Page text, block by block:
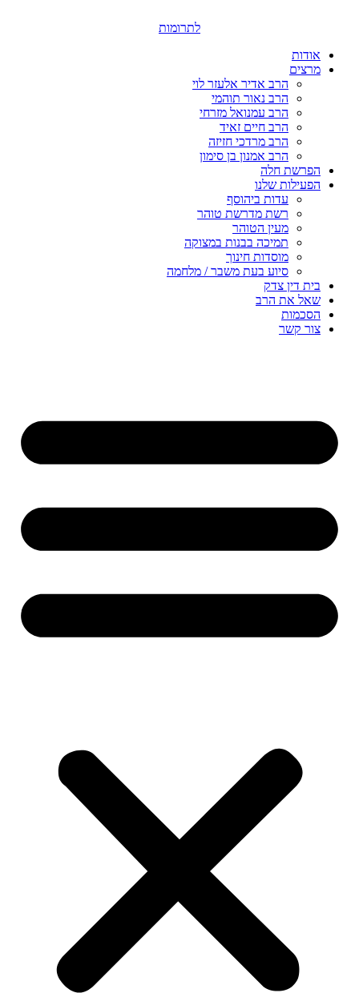
לתרומות
אודות
מרצים
הרב אדיר אלעזר לוי
הרב נאור תוהמי
הרב עמנואל מזרחי
הרב חיים זאיד
הרב מרדכי חזיזה
הרב אמנון בן סימון
הפרשת חלה
הפעילות שלנו
עדות ביהוסף
רשת מדרשת טוהר
מעין הטוהר
תמיכה בבנות במצוקה
מוסדות חינוך
סיוע בעת משבר / מלחמה
בית דין צדק
שאל את הרב
הסכמות
צור קשר